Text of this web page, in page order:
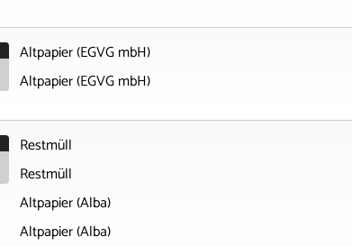
Altpapier (EGVG mbH)
Altpapier (EGVG mbH)
Restmüll
Restmüll
Altpapier (Alba)
Altpapier (Alba)